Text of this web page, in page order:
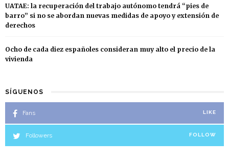
UATAE: la recuperación del trabajo autónomo tendrá “pies de
barro” si no se abordan nuevas medidas de apoyo y extensión de
derechos
Ocho de cada diez españoles consideran muy alto el precio de la
vivienda
SÍGUENOS
Fans LIKE
Followers FOLLOW